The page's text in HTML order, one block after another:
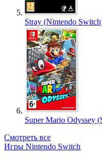
Stray (Nintendo
Super Mario Odyssey
Смотреть все
Игры Nintendo Switch